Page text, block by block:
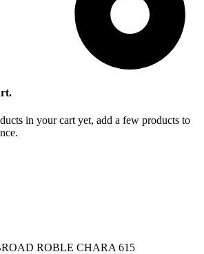
in your cart yet, add a few products to
ROBLE CHARA 615